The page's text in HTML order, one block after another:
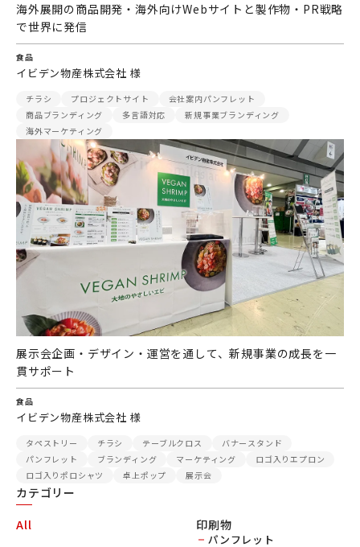
カテゴリー
All
印刷物
パンフレット
海外展開の商品開発・海外向けWebサイトと製作物・PR戦略
で世界に発信
食品
イビデン物産株式会社 様
チラシ プロジェクトサイト
会社案内パンフレット
商品ブランディング
多言語対応
新規事業ブランディング
海外マーケティング
展示会企画・デザイン・運営を通して、新規事業の成長を一
貫サポート
食品
イビデン物産株式会社 様
タペストリー チラシ テーブルクロス
バナースタンド
パンフレット
ブランディング マーケティング
ロゴ入りエプロン
ロゴ入りポロシャツ
卓上ポップ 展示会